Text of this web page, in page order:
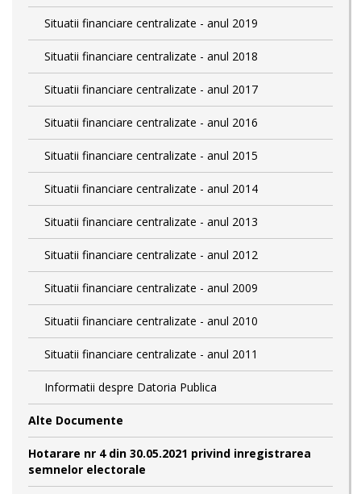
Situatii financiare centralizate - anul 2019
Situatii financiare centralizate - anul 2018
Situatii financiare centralizate - anul 2017
Situatii financiare centralizate - anul 2016
Situatii financiare centralizate - anul 2015
Situatii financiare centralizate - anul 2014
Situatii financiare centralizate - anul 2013
Situatii financiare centralizate - anul 2012
Situatii financiare centralizate - anul 2009
Situatii financiare centralizate - anul 2010
Situatii financiare centralizate - anul 2011
Informatii despre Datoria Publica
Alte Documente
Hotarare nr 4 din 30.05.2021 privind inregistrarea
semnelor electorale